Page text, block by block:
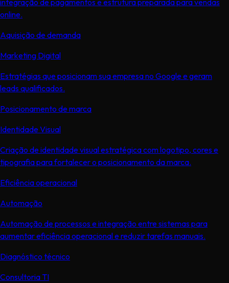
online.
Aquisição de demanda
Marketing Digital
Estratégias que posicionam sua empresa no Google e geram
leads qualificados.
Posicionamento de marca
Identidade Visual
Criação de identidade visual estratégica com logotipo, cores e
tipografia para fortalecer o posicionamento da marca.
Eficiência operacional
Automação
Automação de processos e integração entre sistemas para
aumentar eficiência operacional e reduzir tarefas manuais.
Diagnóstico técnico
Consultoria TI